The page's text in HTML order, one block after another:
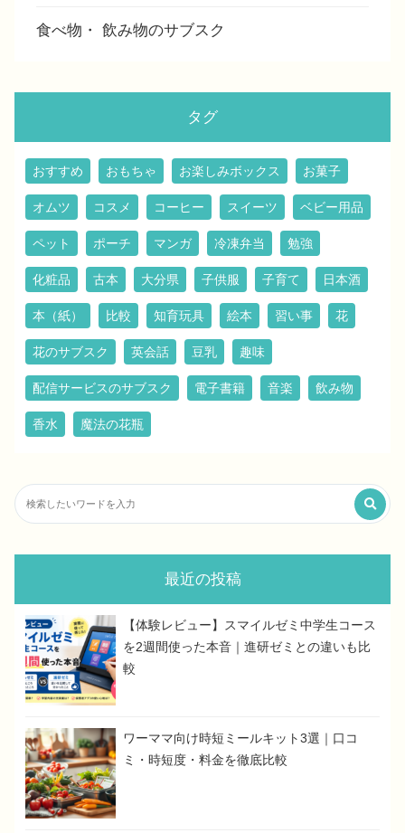
食べ物・ 飲み物のサブスク
タグ
おすすめ おもちゃ お楽しみボックス お菓子
オムツ コスメ コーヒー スイーツ ベビー用品
ペット ポーチ マンガ 冷凍弁当 勉強
化粧品 古本 大分県 子供服 子育て 日本酒
本（紙） 比較 知育玩具 絵本 習い事 花
花のサブスク 英会話 豆乳 趣味
配信サービスのサブスク 電子書籍 音楽 飲み物
香水 魔法の花瓶
最近の投稿
【体験レビュー】スマイルゼミ中学生コース
を2週間使った本音｜進研ゼミとの違いも比
較
ワーママ向け時短ミールキット3選｜口コ
ミ・時短度・料金を徹底比較